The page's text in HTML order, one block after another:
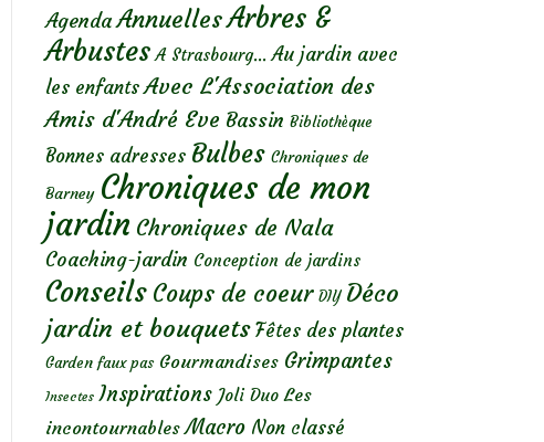
Agenda AnnuellesArbres &
Arbustes A Strasbourg... Au jardin avec
les enfants Avec L'Association des
Amis d'André Eve Bassin Bibliothèque
Bonnes adresses Bulbes Chroniques de
Barney Chroniques de mon
jardin Chroniques de Nala
Coaching-jardin Conception de jardins
Conseils Coups de coeur DIY Déco
jardin et bouquets Fêtes des plantes
Garden faux pas Gourmandises Grimpantes
Insectes Inspirations Joli Duo Les
incontournables Macro Non classé